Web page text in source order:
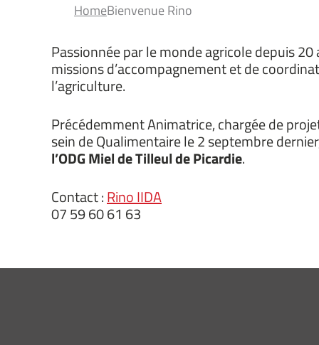
HomeBienvenue Rino
Passionnée par le monde agricole depuis
missions d’accompagnement et de
l’agriculture.
Précédemment Animatrice, chargée de
sein de Qualimentaire le 2 septembre
l’ODG Miel de Tilleul de Picardie.
Contact :Rino IIDA
07 59 60 61 63